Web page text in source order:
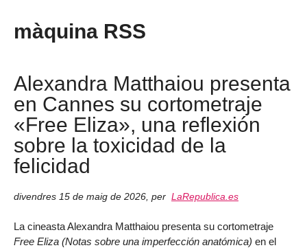
màquina RSS
Alexandra Matthaiou presenta
en Cannes su cortometraje
«Free Eliza», una reflexión
sobre la toxicidad de la
felicidad
divendres 15 de maig de 2026 per LaRepublica.es
La cineasta Alexandra Matthaiou presenta su cortometraje
Free Eliza (Notas sobre una imperfección anatómica) en el